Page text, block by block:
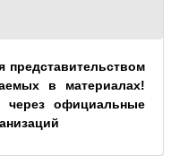
представительством
в материалах!
через официальные